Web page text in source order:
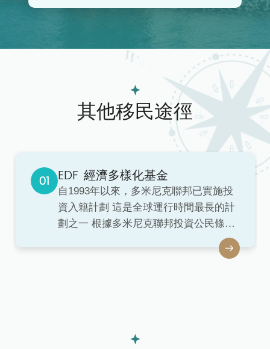
其他移民途徑
EDF 經濟多樣化基金
自1993年以來，多米尼克聯邦已實施投
資入籍計劃 這是全球運行時間最長的計
劃之一 根據多米尼克聯邦投資公民條例
的規定 該計劃允許非公民投資者通過重